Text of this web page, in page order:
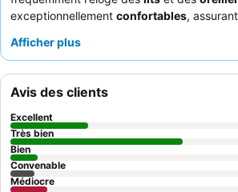
exceptionnellement confortables,
distingue également, allant souvent au-
nombreuses chambres conservent un
généralement propre
voyageurs d'affaires
à la recherche
des principales autoroutes, aux
piscine intérieure et à ceux qui
attractions de Charlotte et à l'aéroport.
séjour, il est conseillé de vous renseigner
Afficher plus
Avis des clients
Excellent
Très bien
Bien
Convenable
Médiocre